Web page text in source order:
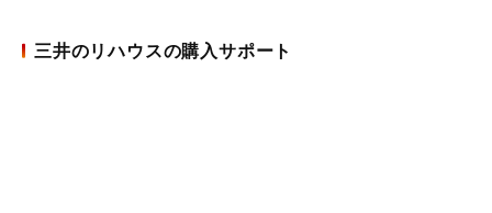
三井のリハウスの購入サポート